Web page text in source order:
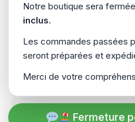
Gérer les services
Voir les
Copyright © 2026
Fermeture
Notre boutique sera
inclus.
Les commandes passées
seront préparées et
Merci de votre